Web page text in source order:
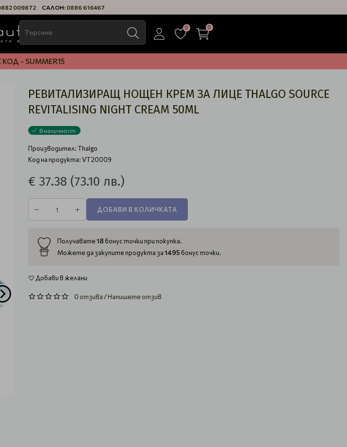
009872 САЛОН: 0886 616467
0 0
КОД - SUMMER15
РЕВИТАЛИЗИРАЩ НОЩЕН КРЕМ ЗА ЛИЦЕ THALGO SOURCE
REVITALISING NIGHT CREAM 50ML
В наличност
Производител:Thalgo
Код на продукта: VT20009
€ 37.38 (73.10 лв.)
ДОБАВИ В КОЛИЧКАТА
Получавате18 бонус точки при покупка.
Можете да закупите продукта за1495 бонус точки.
Добави в желани
0 отзива/Напишете отзив